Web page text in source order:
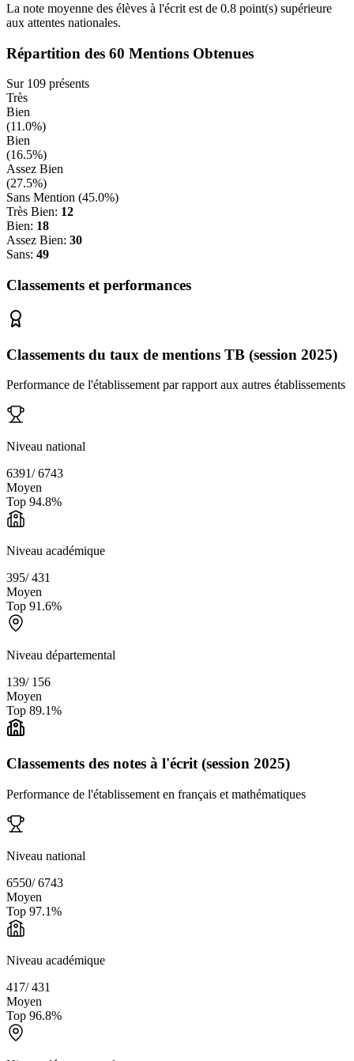
La note moyenne des élèves à l'écrit est de 0.8 point(s) supérieure
aux attentes nationales.
Répartition des 60 Mentions Obtenues
Sur 109 présents
Très
Bien
(11.0%)
Bien
(16.5%)
Assez Bien
(27.5%)
Sans Mention (45.0%)
Très Bien: 12
Bien: 18
Assez Bien: 30
Sans: 49
Classements et performances
Classements du taux de mentions TB (session 2025)
Performance de l'établissement par rapport aux autres établissements
Niveau national
6391/6743
Moyen
Top 94.8%
Niveau académique
395/431
Moyen
Top 91.6%
Niveau départemental
139/ 156
Moyen
Top 89.1%
Classements des notes à l'écrit (session 2025)
Performance de l'établissement en français et mathématiques
Niveau national
6550/6743
Moyen
Top 97.1%
Niveau académique
417/431
Moyen
Top 96.8%